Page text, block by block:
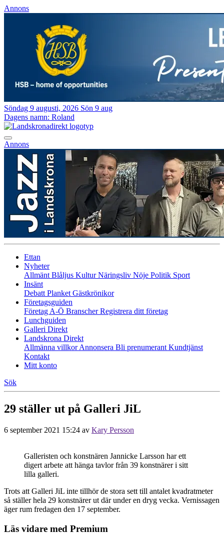
Annons
Söndag 9 augusti, 2026 Sön 9 aug
Dagens namn: Roland
Annons
Ettan
Nyheter
Allmänt Blåljus KulturNäringsliv Nöje Politik Sport
Insänt
Debatt Planket Gästkrönikor
Företagsguiden
Företag A-Ö BranscherRegistrera ditt företag
Lunchguiden
Galleri Direkt
Landskrona Direkt
Allmänna villkorAnnonsera Bli prenumerant Kundtjänst
Kontakt
Mitt konto
Sök
29 ställer ut på Galleri JiL
6 september 2021 15:24 av Kary Persson
Galleristen och konstnären Jannicke Larsson har ett
digert arbete att hänga tavlor från 39 konstnärer i sitt
lilla galleri.
Trots att Galleri JiL inte tillhör de stora sett till antalet kvadratmeter
så ställer hela 29 konstnärer ut där under en dryg vecka. Vernissagen
äger rum fredagen den 17 september.
Läs vidare med Premium